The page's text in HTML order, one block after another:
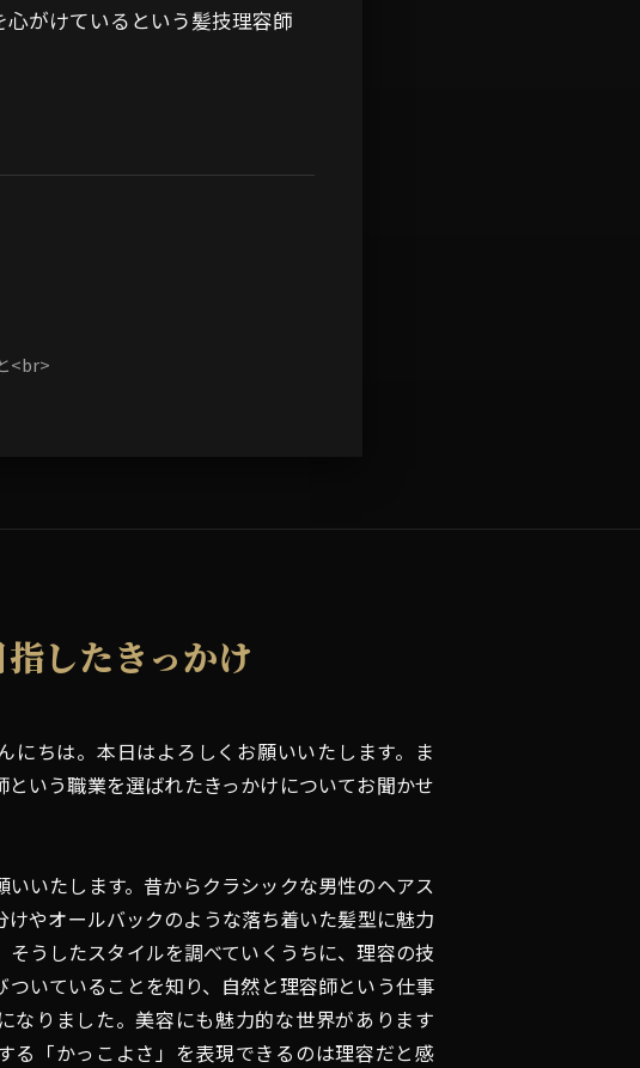
がけているという髪技理容師
<br>
したきっかけ
にちは。本日はよろしくお願いいたします。ま
という職業を選ばれたきっかけについてお聞かせ
いいたします。昔からクラシックな男性のヘアス
けやオールバックのような落ち着いた髪型に魅力
そうしたスタイルを調べていくうちに、理容の技
ついていることを知り、自然と理容師という仕事
なりました。美容にも魅力的な世界があります
る「かっこよさ」を表現できるのは理容だと感